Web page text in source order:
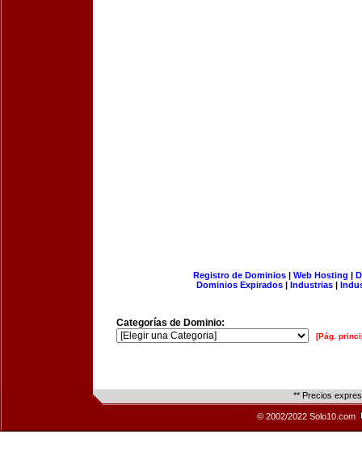
Registro de Dominios| Web Hosting |
Dominios Expirados | Industrias |
Categorías de Dominio:
[Pág.
** Precios
© 2002/2022 Solo10.com